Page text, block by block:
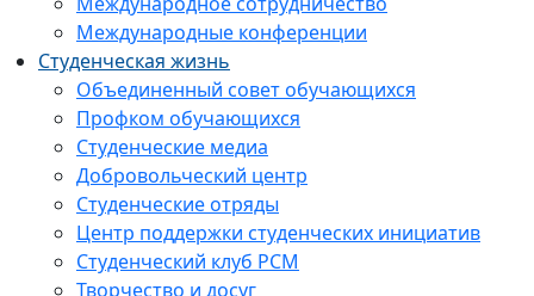
Международные конференции
Студенческая жизнь
Объединенный совет обучающихся
Профком обучающихся
Студенческие медиа
Добровольческий центр
Студенческие отряды
Центр поддержки студенческих инициатив
Студенческий клуб РСМ
Творчество и досуг